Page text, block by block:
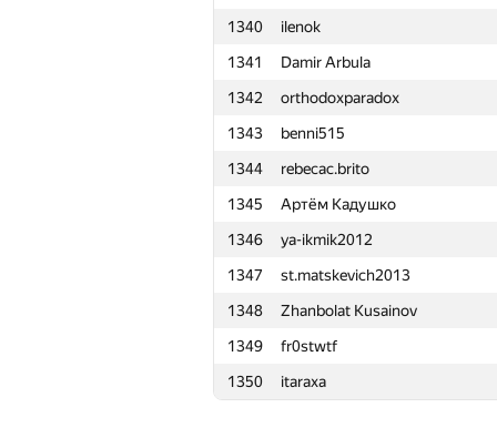
1340
ilenok
1341
Damir Arbula
1342
orthodoxparadox
1343
benni515
1344
rebecac.brito
1345
Артём Кадушко
1346
ya-ikmik2012
1347
st.matskevich2013
1348
Zhanbolat Kusainov
1349
fr0stwtf
1350
itaraxa
1317
donkhokho
1318
Mahmoudian
1319
alexei.zayakin
1320
misha98391
1321
Жук Артем
1322
ElicFr
1323
StanleyCF
1324
tima.babashev
1325
Denis Valoha
1326
smilodonam
1327
Abdelrahman MOhamed